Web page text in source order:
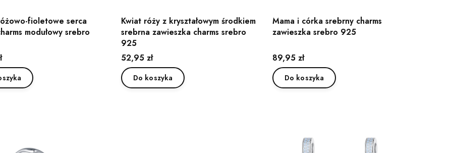
fioletowe serca
modułowy srebro
Kwiat róży z kryształowym środkiem
srebrna zawieszka charms srebro
925
Cena
52,95 zł
Do koszyka
Mama i córka srebrny charms
zawieszka srebro 925
Cena
89,95 zł
Do koszyka